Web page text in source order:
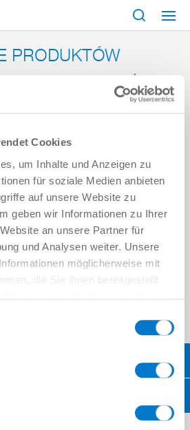
Cookies
um Inhalte und Anzeigen zu
für soziale Medien anbieten
auf unsere Website zu
geben wir Informationen zu Ihrer
an unsere Partner für
und Analysen weiter. Unsere
möglicherweise mit
die Sie ihnen bereitgestellt
PRODUKTÓW
ROZWIĄZAŃ
zawiera wszystkie dane techniczne.
produkty w tabeli, gdzie natychmiast